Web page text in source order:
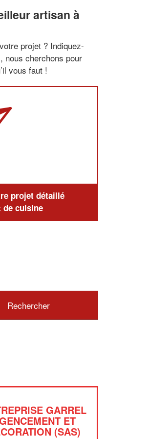
artisan à
projet ? Indiquez-
nous cherchons pour
vous faut !
projet détaillé
de cuisine
GARREL
ET
(SAS)